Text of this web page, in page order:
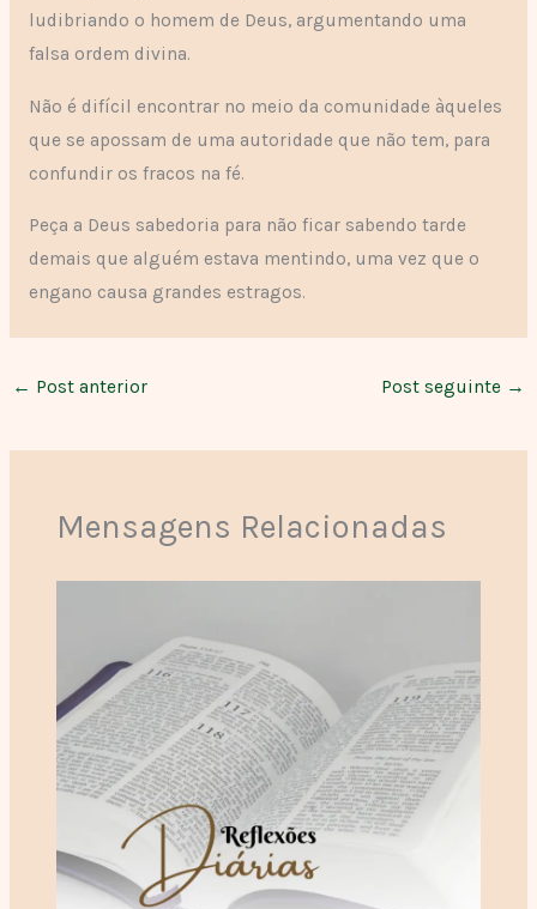
ludibriando o homem de Deus, argumentando uma
falsa ordem divina.
Não é difícil encontrar no meio da comunidade àqueles
que se apossam de uma autoridade que não tem, para
confundir os fracos na fé.
Peça a Deus sabedoria para não ficar sabendo tarde
demais que alguém estava mentindo, uma vez que o
engano causa grandes estragos.
← Post anterior Post seguinte →
Mensagens Relacionadas